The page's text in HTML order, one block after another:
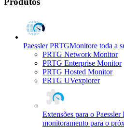
Paessler PRTGMonitore toda a
PRTG Network Monitor
PRTG Enterprise Monitor
PRTG Hosted Monitor
PRTG UVexplorer
Extensões para o Paessler
monitoramento para o